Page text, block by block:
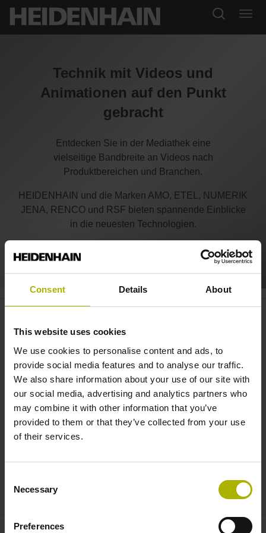
Consent Details About
This website uses cookies
We use cookies to personalise content and ads, to
provide social media features and to analyse our traffic.
We also share information about your use of our site with
our social media, advertising and analytics partners who
may combine it with other information that you’ve
provided to them or that they’ve collected from your use
of their services.
Selection
Necessary
Preferences
Technik mit Videos und
Animationen auf den Punkt
gebracht
Entdecken Sie in der Mediathek eine
vielseitige Bandbreite an Videos nach
Produktbereichen und Branchen.
HEIDENHAIN und die Marken AMO, ETEL, NUMERIK
JENA, RENCO und RSF bieten spannende Einblicke
in die neuesten Technologien.
RCN 2001: Neue Möglichkeiten
für das Winkelmessen |
HEIDENHAIN